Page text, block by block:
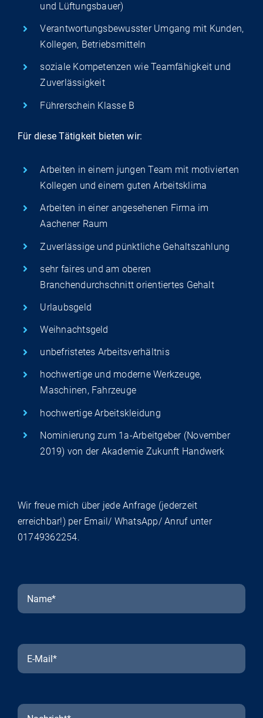
und Lüftungsbauer)
Verantwortungsbewusster Umgang mit Kunden,
Kollegen, Betriebsmitteln
soziale Kompetenzen wie Teamfähigkeit und
Zuverlässigkeit
Führerschein Klasse B
Für diese Tätigkeit bieten wir:
Arbeiten in einem jungen Team mit motivierten
Kollegen und einem guten Arbeitsklima
Arbeiten in einer angesehenen Firma im
Aachener Raum
Zuverlässige und pünktliche Gehaltszahlung
sehr faires und am oberen
Branchendurchschnitt orientiertes Gehalt
Urlaubsgeld
Weihnachtsgeld
unbefristetes Arbeitsverhältnis
hochwertige und moderne Werkzeuge,
Maschinen, Fahrzeuge
hochwertige Arbeitskleidung
Nominierung zum 1a-Arbeitgeber (November
2019) von der Akademie Zukunft Handwerk
Wir freue mich über jede Anfrage (jederzeit
erreichbar!) per Email/ WhatsApp/ Anruf unter
01749362254.